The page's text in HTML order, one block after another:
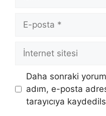
posta
İnternet
Daha sonraki
adım, e-posta
tarayıcıya